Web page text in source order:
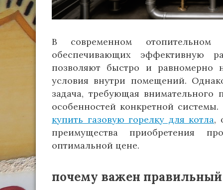
В современном
обеспечивающих эффективную
позволяют быстро и равномерно
условия внутри помещений.
задача, требующая внимательного
особенностей конкретной
купить газовую горелку для котла,
преимущества приобретения
оптимальной цене.
почему важен правильный